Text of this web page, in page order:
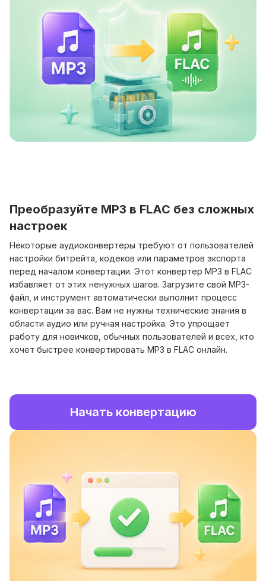
Преобразуйте MP3 в FLAC без сложных
настроек
Некоторые аудиоконвертеры требуют от пользователей
настройки битрейта, кодеков или параметров экспорта
перед началом конвертации. Этот конвертер MP3 в FLAC
избавляет от этих ненужных шагов. Загрузите свой MP3-
файл, и инструмент автоматически выполнит процесс
конвертации за вас. Вам не нужны технические знания в
области аудио или ручная настройка. Это упрощает
работу для новичков, обычных пользователей и всех, кто
хочет быстрее конвертировать MP3 в FLAC онлайн.
Начать конвертацию